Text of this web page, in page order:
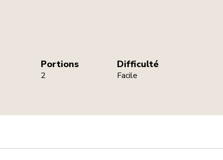
Portions
2
Difficulté
Facile